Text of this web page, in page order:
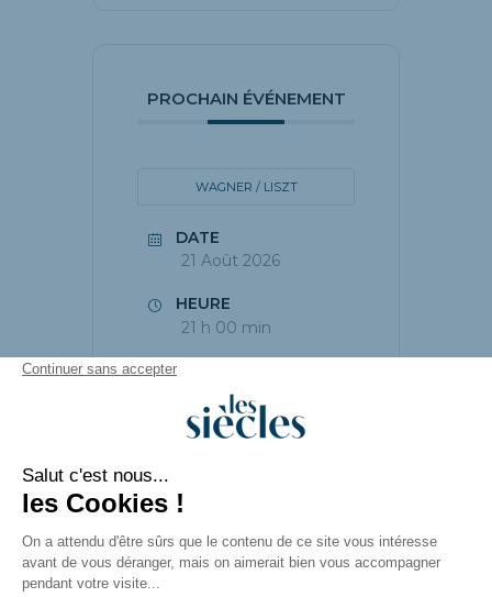
PROCHAIN ÉVÉNEMENT
WAGNER / LISZT
DATE
21 Août 2026
HEURE
21 h 00 min
PARTAGEZ CET